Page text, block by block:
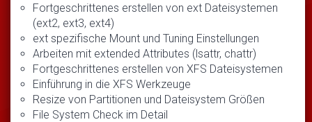
Fortgeschrittenes erstellen von ext Dateisystemen
(ext2, ext3, ext4)
ext spezifische Mount und Tuning Einstellungen
Arbeiten mit extended Attributes (lsattr, chattr)
Fortgeschrittenes erstellen von XFS Dateisystemen
Einführung in die XFS Werkzeuge
Resize von Partitionen und Dateisystem Größen
File System Check im Detail